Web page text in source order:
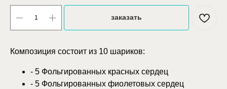
заказать
Композиция состоит из 10 шариков:
- 5 Фольгированных красных сердец
- 5 Фольгированных фиолетовых сердец